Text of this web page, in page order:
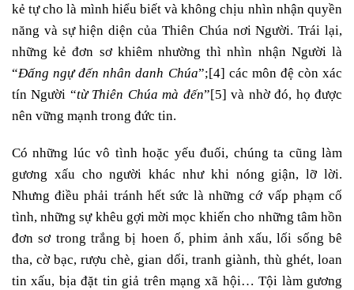
kẻ tự cho là mình hiểu biết và không chịu nhìn nhận quyền
năng và sự hiện diện của Thiên Chúa nơi Người. Trái lại,
những kẻ đơn sơ khiêm nhường thì nhìn nhận Người là
“Đấng ngự đến nhân danh Chúa”;[4] các môn đệ còn xác
tín Người “từ Thiên Chúa mà đến”[5] và nhờ đó, họ được
nên vững mạnh trong đức tin.
Có những lúc vô tình hoặc yếu đuối, chúng ta cũng làm
gương xấu cho người khác như khi nóng giận, lỡ lời.
Nhưng điều phải tránh hết sức là những cớ vấp phạm cố
tình, những sự khêu gợi mời mọc khiến cho những tâm hồn
đơn sơ trong trắng bị hoen ố, phim ảnh xấu, lối sống bê
tha, cờ bạc, rượu chè, gian dối, tranh giành, thù ghét, loan
tin xấu, bịa đặt tin giả trên mạng xã hội… Tội làm gương